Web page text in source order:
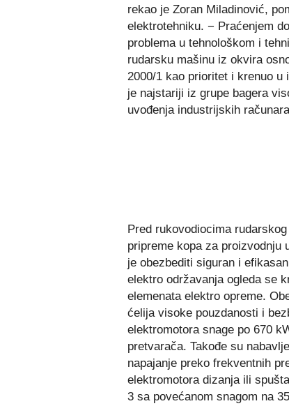
rekao je Zoran Miladinović,
elektrotehniku. − Praćenjem
problema u tehnološkom i
rudarsku mašinu iz okvira
2000/1 kao prioritet i krenuo u
je najstariji iz grupe bagera
uvođenja industrijskih
Pred rukovodiocima
pripreme kopa za proizvodnju
je obezbediti siguran i
elektro održavanja ogleda se
elemenata elektro opreme.
ćelija visoke pouzdanosti i
elektromotora snage po 670
pretvarača. Takođe su
napajanje preko frekventnih
elektromotora dizanja ili
3 sa povećanom snagom na